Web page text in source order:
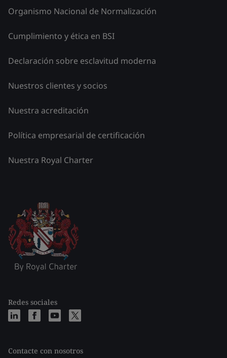
Organismo Nacional de Normalización
Cumplimiento y ética en BSI
Declaración sobre esclavitud moderna
Nuestros clientes y socios
Nuestra acreditación
Política empresarial de certificación
Nuestra Royal Charter
Redes sociales
Contacte con nosotros